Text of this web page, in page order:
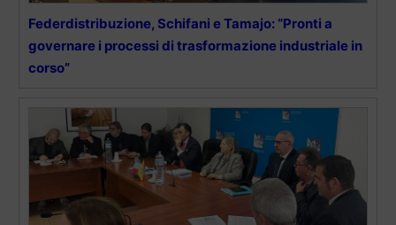
Federdistribuzione, Schifani e Tamajo: “Pronti a
governare i processi di trasformazione industriale in
corso”